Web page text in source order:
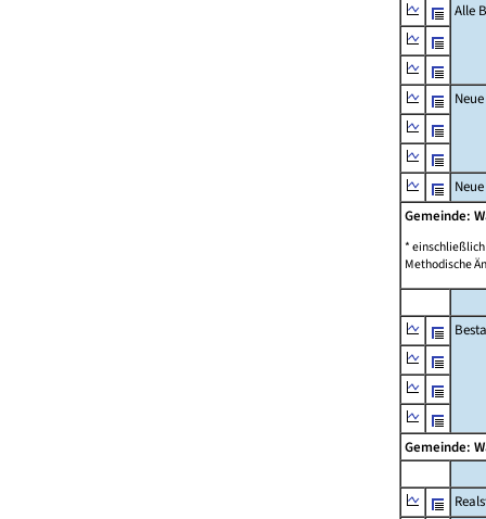
Alle
Gemeinde:
*
Methodische
Gemeinde: